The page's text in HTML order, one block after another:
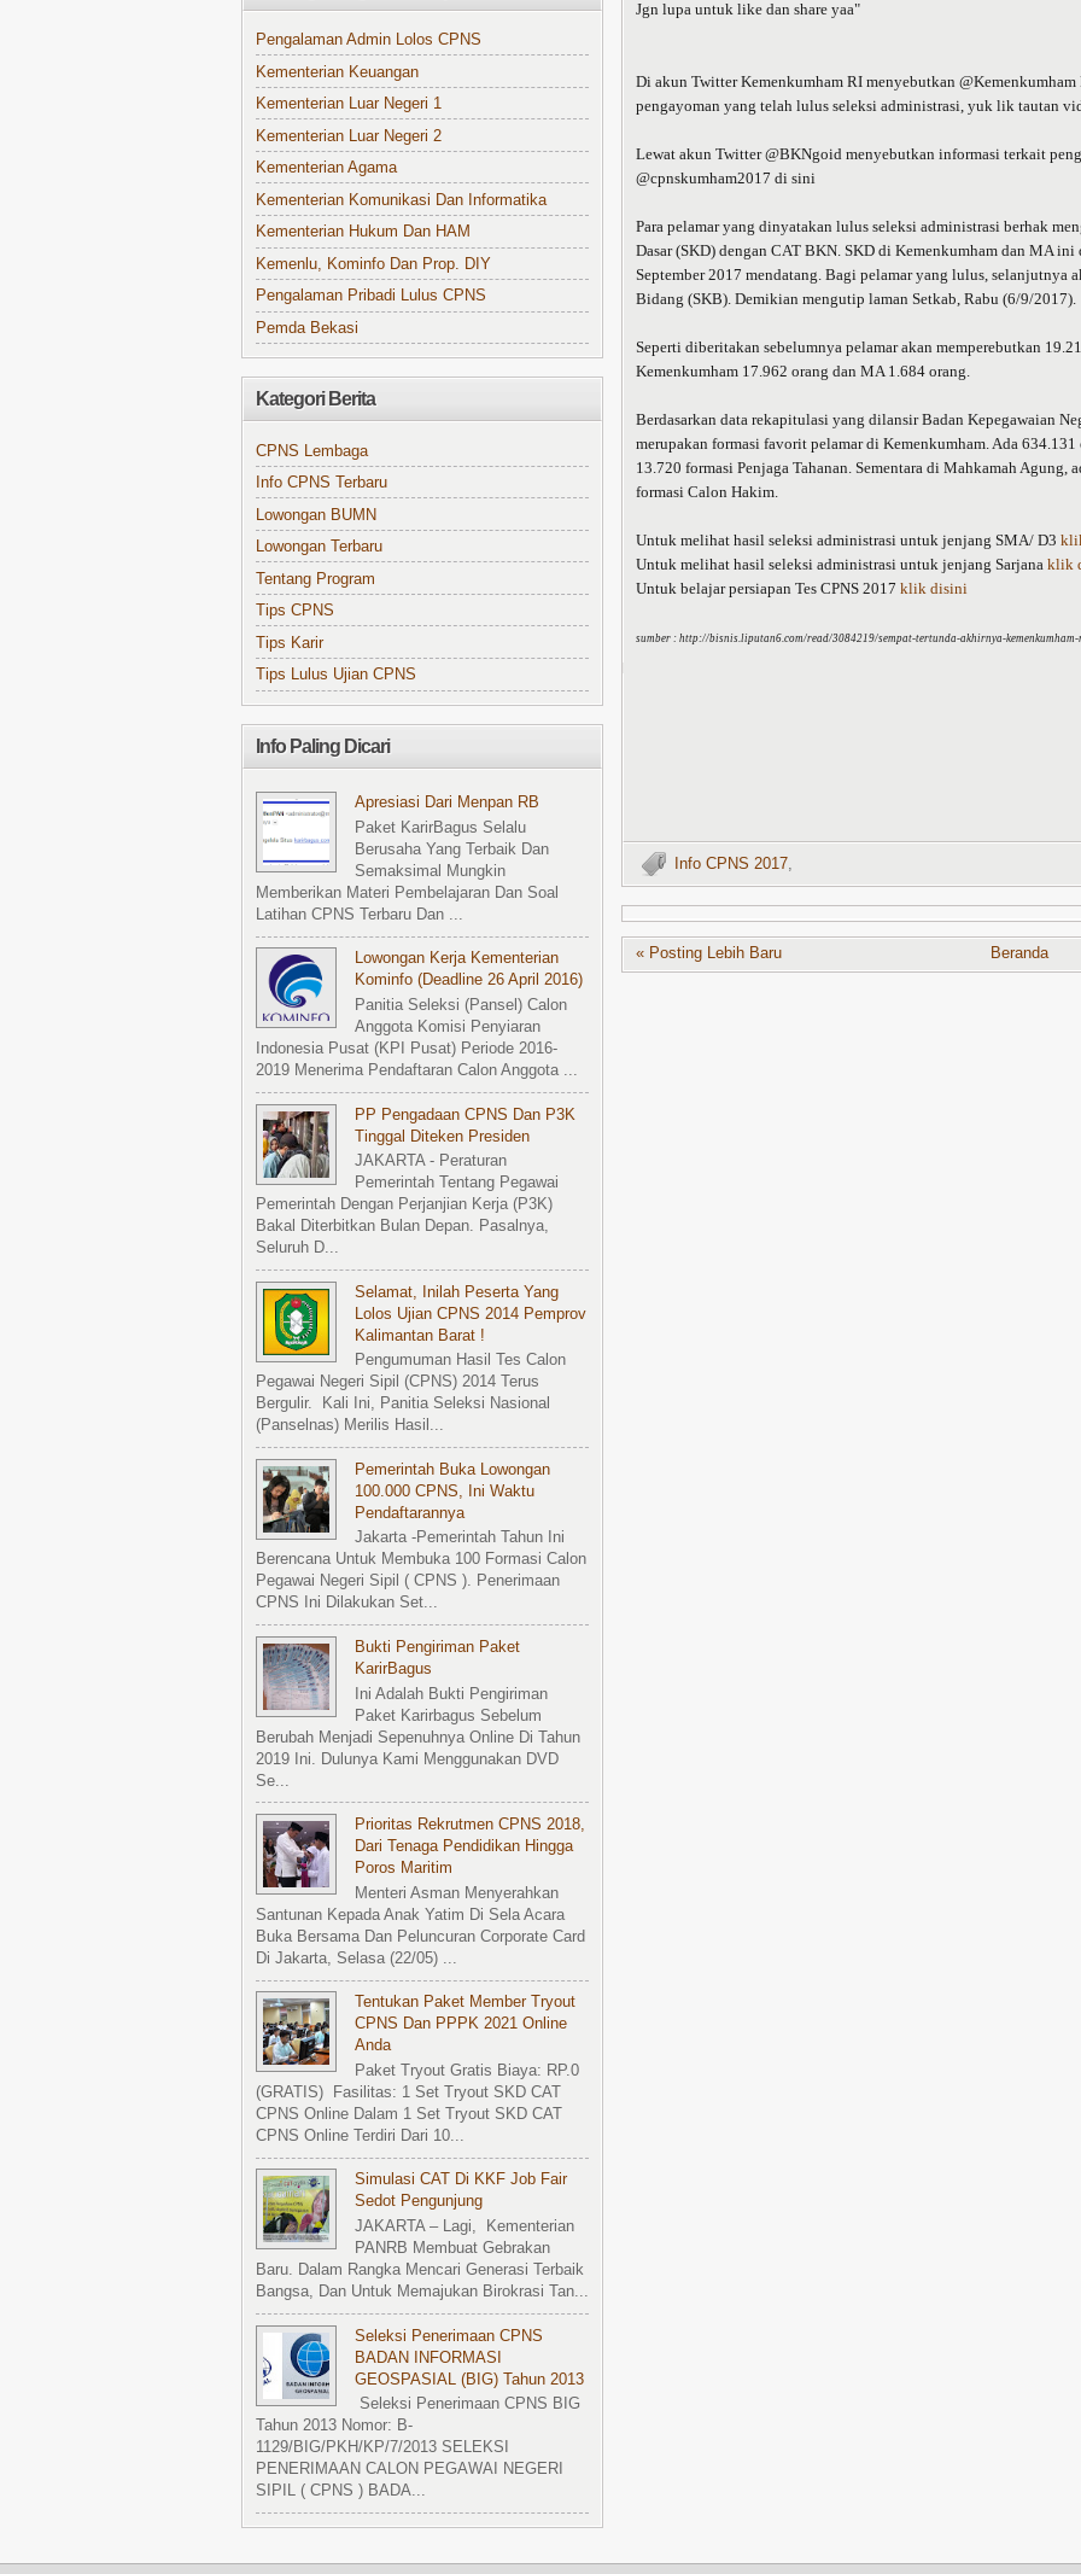
Jgn lupa untuk like dan share yaa"
Di akun Twitter Kemenkumham RI menyebutkan
pengayoman yang telah lulus seleksi administrasi, yuk lik tautan
Lewat akun Twitter @BKNgoid menyebutkan informasi terkait
@cpnskumham2017 di sini
Para pelamar yang dinyatakan lulus seleksi administrasi berhak
Dasar (SKD) dengan CAT BKN. SKD di Kemenkumham dan MA
September 2017 mendatang. Bagi pelamar yang lulus, selanjutnya
Bidang (SKB). Demikian mengutip laman Setkab, Rabu (6/9/2017).
Seperti diberitakan sebelumnya pelamar akan memperebutkan
Kemenkumham 17.962 orang dan MA 1.684 orang.
Berdasarkan data rekapitulasi yang dilansir Badan Kepegawaian
merupakan formasi favorit pelamar di Kemenkumham. Ada
13.720 formasi Penjaga Tahanan. Sementara di Mahkamah Agung,
formasi Calon Hakim.
Untuk melihat hasil seleksi administrasi untuk jenjang SMA/ D3
Untuk melihat hasil seleksi administrasi untuk jenjang Sarjana klik
Untuk belajar persiapan Tes CPNS 2017 klik disini
sumber : http://bisnis.liputan6.com/read/3084219/sempat-tertunda-akhirnya-
Info CPNS 2017,
« Posting Lebih Baru Beranda
Pengalaman Admin Lolos CPNS
Kementerian Keuangan
Kementerian Luar Negeri 1
Kementerian Luar Negeri 2
Kementerian Agama
Kementerian Komunikasi Dan Informatika
Kementerian Hukum Dan HAM
Kemenlu, Kominfo Dan Prop. DIY
Pengalaman Pribadi Lulus CPNS
Pemda Bekasi
Kategori Berita
CPNS Lembaga
Info CPNS Terbaru
Lowongan BUMN
Lowongan Terbaru
Tentang Program
Tips CPNS
Tips Karir
Tips Lulus Ujian CPNS
Info Paling Dicari
Apresiasi Dari Menpan RB
Paket KarirBagus Selalu
Berusaha Yang Terbaik Dan
Semaksimal Mungkin
Memberikan Materi Pembelajaran Dan Soal
Latihan CPNS Terbaru Dan ...
Lowongan Kerja Kementerian
Kominfo (Deadline 26 April 2016)
Panitia Seleksi (Pansel) Calon
Anggota Komisi Penyiaran
Indonesia Pusat (KPI Pusat) Periode 2016-
2019 Menerima Pendaftaran Calon Anggota ...
PP Pengadaan CPNS Dan P3K
Tinggal Diteken Presiden
JAKARTA - Peraturan
Pemerintah Tentang Pegawai
Pemerintah Dengan Perjanjian Kerja (P3K)
Bakal Diterbitkan Bulan Depan. Pasalnya,
Seluruh D...
Selamat, Inilah Peserta Yang
Lolos Ujian CPNS 2014 Pemprov
Kalimantan Barat !
Pengumuman Hasil Tes Calon
Pegawai Negeri Sipil (CPNS) 2014 Terus
Bergulir. Kali Ini, Panitia Seleksi Nasional
(Panselnas) Merilis Hasil...
Pemerintah Buka Lowongan
100.000 CPNS, Ini Waktu
Pendaftarannya
Jakarta -Pemerintah Tahun Ini
Berencana Untuk Membuka 100 Formasi Calon
Pegawai Negeri Sipil ( CPNS ). Penerimaan
CPNS Ini Dilakukan Set...
Bukti Pengiriman Paket
KarirBagus
Ini Adalah Bukti Pengiriman
Paket Karirbagus Sebelum
Berubah Menjadi Sepenuhnya Online Di Tahun
2019 Ini. Dulunya Kami Menggunakan DVD
Se...
Prioritas Rekrutmen CPNS 2018,
Dari Tenaga Pendidikan Hingga
Poros Maritim
Menteri Asman Menyerahkan
Santunan Kepada Anak Yatim Di Sela Acara
Buka Bersama Dan Peluncuran Corporate Card
Di Jakarta, Selasa (22/05) ...
Tentukan Paket Member Tryout
CPNS Dan PPPK 2021 Online
Anda
Paket Tryout Gratis Biaya: RP.0
(GRATIS) Fasilitas: 1 Set Tryout SKD CAT
CPNS Online Dalam 1 Set Tryout SKD CAT
CPNS Online Terdiri Dari 10...
Simulasi CAT Di KKF Job Fair
Sedot Pengunjung
JAKARTA – Lagi, Kementerian
PANRB Membuat Gebrakan
Baru. Dalam Rangka Mencari Generasi Terbaik
Bangsa, Dan Untuk Memajukan Birokrasi Tan...
Seleksi Penerimaan CPNS
BADAN INFORMASI
GEOSPASIAL (BIG) Tahun 2013
Seleksi Penerimaan CPNS BIG
Tahun 2013 Nomor: B-
1129/BIG/PKH/KP/7/2013 SELEKSI
PENERIMAAN CALON PEGAWAI NEGERI
SIPIL ( CPNS ) BADA...